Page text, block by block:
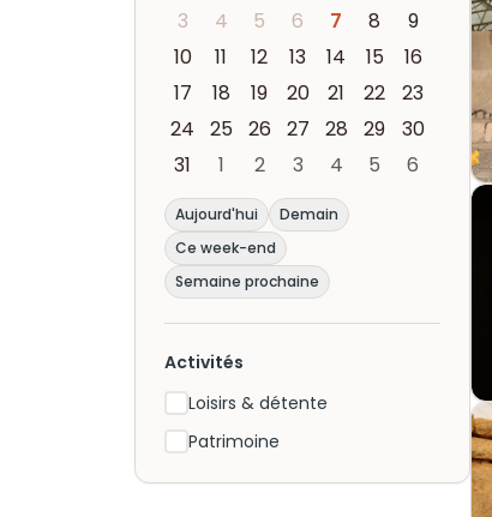
3
4 5 6 7 8
9
10
11 12 13 14 15
16
17
18 19 20 21 22
23
24
25 26 27 28 29
30
31
1 2 3 4 5 6
Aujourd'hui
Demain
Ce week-end
Semaine prochaine
Activités
Loisirs & détente
Patrimoine